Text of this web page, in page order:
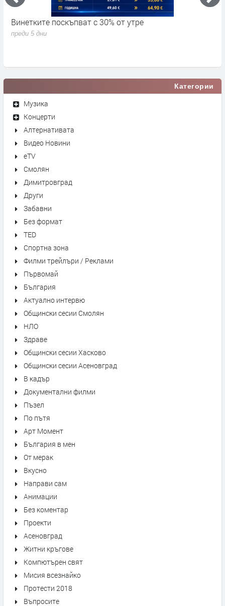
Винетките поскъпват с 30% от утре
преди 5 дни
Категории
Музика
Концерти
Алтернативата
Видео Новини
eTV
Смолян
Димитровград
Други
Забавни
Без формат
TED
Спортна зона
Филми трейлъри / Реклами
Първомай
България
Актуално интервю
Общински сесии Смолян
НЛО
Здраве
Общински сесии Хасково
Общински сесии Асеновград
В кадър
Документални филми
Пъзел
По пътя
Арт Момент
България в мен
От мерак
Вкусно
Направи сам
Анимации
Без коментар
Проекти
Асеновград
Житни кръгове
Компютърен свят
Мисия всезнайко
Протести 2018
Въпросите